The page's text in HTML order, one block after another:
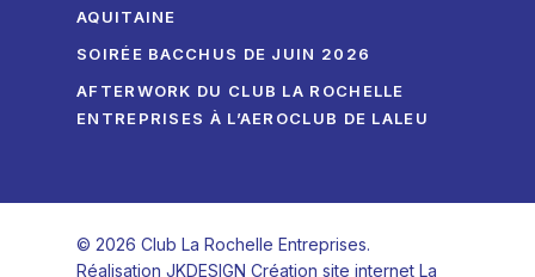
AQUITAINE
SOIRÉE BACCHUS DE JUIN 2026
AFTERWORK DU CLUB LA ROCHELLE
ENTREPRISES À L’AEROCLUB DE LALEU
© 2026 Club La Rochelle Entreprises.
Réalisation JKDESIGN Création site internet La